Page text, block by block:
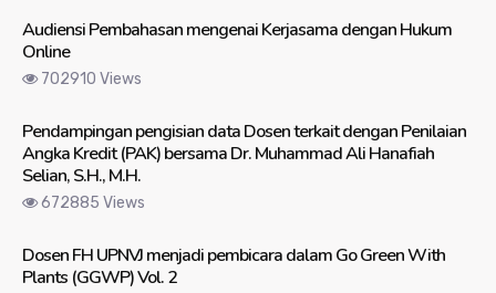
Audiensi Pembahasan mengenai Kerjasama dengan Hukum
Online
702910 Views
Pendampingan pengisian data Dosen terkait dengan Penilaian
Angka Kredit (PAK) bersama Dr. Muhammad Ali Hanafiah
Selian, S.H., M.H.
672885 Views
Dosen FH UPNVJ menjadi pembicara dalam Go Green With
Plants (GGWP) Vol. 2